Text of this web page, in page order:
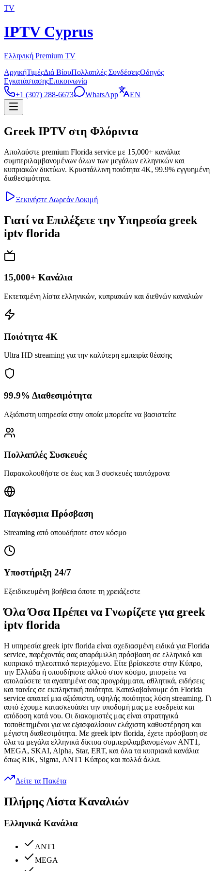
TV
IPTV Cyprus
Ελληνική Premium TV
ΑρχικήΤιμέςΔιά ΒίουΠολλαπλές ΣυνδέσειςΟδηγός
ΕγκατάστασηςΕπικοινωνία
+1 (307) 288-6673
WhatsApp EN
Greek IPTV στη Φλόριντα
Απολαύστε premium Florida service με 15,000+ κανάλια
συμπεριλαμβανομένων όλων των μεγάλων ελληνικών και
κυπριακών δικτύων. Κρυστάλλινη ποιότητα 4K, 99.9% εγγυημένη
διαθεσιμότητα.
Ξεκινήστε Δωρεάν Δοκιμή
Γιατί να Επιλέξετε την Υπηρεσία greek
iptv florida
15,000+ Κανάλια
Εκτεταμένη λίστα ελληνικών, κυπριακών και διεθνών καναλιών
Ποιότητα 4K
Ultra HD streaming για την καλύτερη εμπειρία θέασης
99.9% Διαθεσιμότητα
Αξιόπιστη υπηρεσία στην οποία μπορείτε να βασιστείτε
Πολλαπλές Συσκευές
Παρακολουθήστε σε έως και 3 συσκευές ταυτόχρονα
Παγκόσμια Πρόσβαση
Streaming από οπουδήποτε στον κόσμο
Υποστήριξη 24/7
Εξειδικευμένη βοήθεια όποτε τη χρειάζεστε
Όλα Όσα Πρέπει να Γνωρίζετε για greek
iptv florida
Η υπηρεσία greek iptv florida είναι σχεδιασμένη ειδικά για Florida
service, παρέχοντάς σας απαράμιλλη πρόσβαση σε ελληνικό και
κυπριακό τηλεοπτικό περιεχόμενο. Είτε βρίσκεστε στην Κύπρο,
την Ελλάδα ή οπουδήποτε αλλού στον κόσμο, μπορείτε να
απολαύσετε τα αγαπημένα σας προγράμματα, αθλητικά, ειδήσεις
και ταινίες σε εκπληκτική ποιότητα. Καταλαβαίνουμε ότι Florida
service απαιτεί μια αξιόπιστη, υψηλής ποιότητας λύση streaming. Γι
αυτό έχουμε κατασκευάσει την υποδομή μας με εφεδρεία και
απόδοση κατά νου. Οι διακομιστές μας είναι στρατηγικά
τοποθετημένοι για να εξασφαλίσουν ελάχιστη καθυστέρηση και
μέγιστη διαθεσιμότητα. Με greek iptv florida, έχετε πρόσβαση σε
όλα τα μεγάλα ελληνικά δίκτυα συμπεριλαμβανομένων ANT1,
MEGA, SKAI, Alpha, Star, ERT, και όλα τα κυπριακά κανάλια
όπως RIK, Sigma, ANT1 Κύπρος και πολλά άλλα.
Δείτε τα Πακέτα
Πλήρης Λίστα Καναλιών
Ελληνικά Κανάλια
ANT1
MEGA